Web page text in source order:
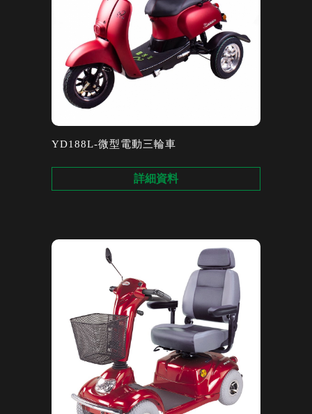
YD188L-微型電動三輪車
詳細資料